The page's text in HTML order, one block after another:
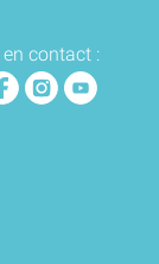
en contact :